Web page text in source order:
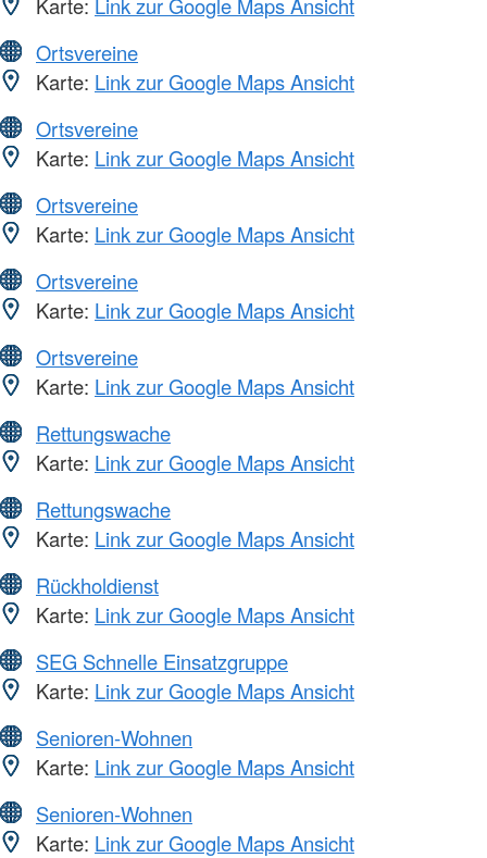
Ortsvereine
Karte: Link zur Google Maps Ansicht
Ortsvereine
Karte: Link zur Google Maps Ansicht
Ortsvereine
Karte: Link zur Google Maps Ansicht
Ortsvereine
Karte: Link zur Google Maps Ansicht
Ortsvereine
Karte: Link zur Google Maps Ansicht
Rettungswache
Karte: Link zur Google Maps Ansicht
Rettungswache
Karte: Link zur Google Maps Ansicht
Rückholdienst
Karte: Link zur Google Maps Ansicht
SEG Schnelle Einsatzgruppe
Karte: Link zur Google Maps Ansicht
Senioren-Wohnen
Karte: Link zur Google Maps Ansicht
Senioren-Wohnen
Karte: Link zur Google Maps Ansicht